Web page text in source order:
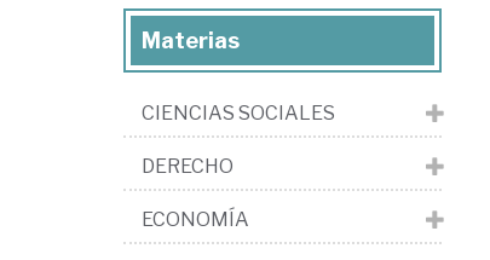
Materias
CIENCIAS SOCIALES
DERECHO
ECONOMÍA